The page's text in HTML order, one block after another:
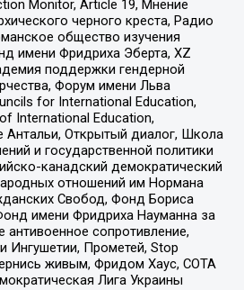
Monitor, Article 19, Мнение
черного креста, Радио
общество изучения
имени Фридриха Эберта, XZ
поддержки гендерной
Форум имени Льва
for International Education,
International Education,
Антальи, Открытый диалог, Школа
и государственной политики
канадский демократический
отношений им Нормана
Свобод, Фонд Бориса
имени Фридриха Науманна за
сопротивление,
Ингушетии, Прометей, Stop
живым, Фридом Хаус, СОТА
Лига Украины